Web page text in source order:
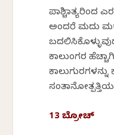
ಪಾಶ್ಚಿಮಾತ್ಯರಿಂದ
ಅಂದರೆ ಮದು
ಕಾಲುಂಗರ
13 ಬ್ರೋಚ್